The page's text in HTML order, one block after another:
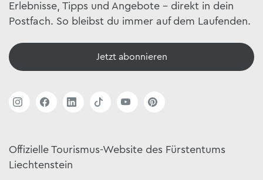
Erlebnisse, Tipps und Angebote – direkt in dein
Postfach. So bleibst du immer auf dem Laufenden.
Jetzt abonnieren
Offizielle Tourismus-Website des Fürstentums
Liechtenstein